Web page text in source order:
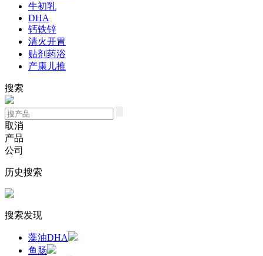
牛初乳
DHA
钙铁锌
清火开胃
贴剂药浴
产康儿推
搜索
取消
产品
公司
历史搜索
搜索发现
藻油DHA
鱼肠